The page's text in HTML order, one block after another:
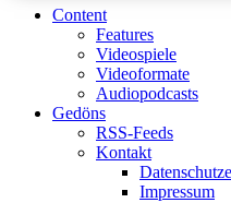
Content
Features
Videospiele
Videoformate
Audiopodcasts
Gedöns
RSS-Feeds
Kontakt
Impressum